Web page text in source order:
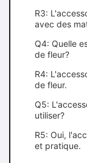
R3:
avec des
Q4: Quelle
de fleur?
R4:
de fleur.
Q5:
utiliser?
R5: Oui,
et pratique.